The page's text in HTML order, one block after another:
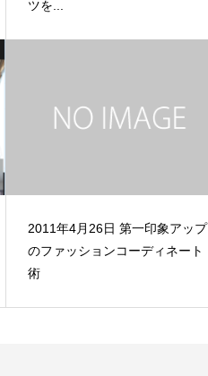
ツを...
2011年4月26日 第一印象アップ
のファッションコーディネート
術